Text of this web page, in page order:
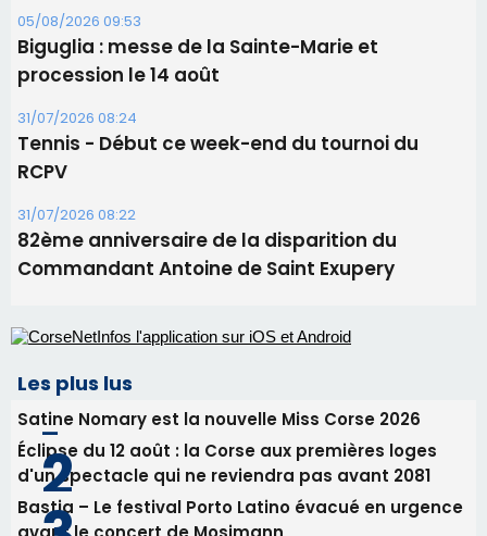
31/07/2026 08:22
82ème anniversaire de la disparition du
Commandant Antoine de Saint Exupery
Les plus lus
Satine Nomary est la nouvelle Miss Corse 2026
Éclipse du 12 août : la Corse aux premières loges
d'un spectacle qui ne reviendra pas avant 2081
avant le concert de Mosimann
consommation en recul dans les restaurants
La gendarmerie alerte les restaurateurs corses
face à une nouvelle escroquerie au faux vendeur de
vin
Newsletter